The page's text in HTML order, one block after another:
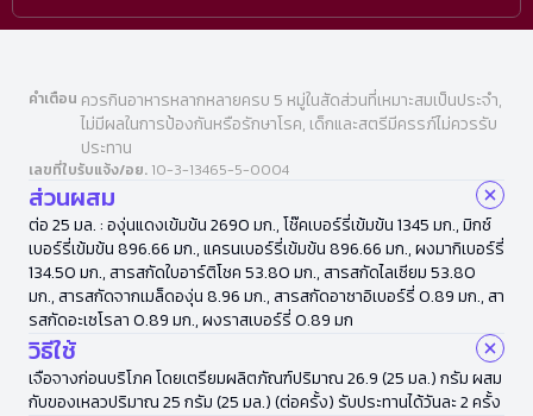
คำเตือน ควรกินอาหารหลากหลายครบ 5 หมู่ในสัดส่วนที่เหมาะสมเป็นประจำ,
ไม่มีผลในการป้องกันหรือรักษาโรค, เด็กและสตรีมีครรภ์ไม่ควรรับ
ประทาน
เลขที่ใบรับแจ้ง/อย. 10-3-13465-5-0004
ส่วนผสม
ต่อ 25 มล. : องุ่นแดงเข้มข้น 2690 มก., โช๊คเบอร์รี่เข้มข้น 1345 มก., มิกซ์
เบอร์รี่เข้มข้น 896.66 มก., แครนเบอร์รี่เข้มข้น 896.66 มก., ผงมากิเบอร์รี่
134.50 มก., สารสกัดใบอาร์ติโชค 53.80 มก., สารสกัดไลเซียม 53.80
มก., สารสกัดจากเมล็ดองุ่น 8.96 มก., สารสกัดอาซาอิเบอร์รี่ 0.89 มก., สา
รสกัดอะเซโรลา 0.89 มก., ผงราสเบอร์รี่ 0.89 มก
วิธีใช้
เจือจางก่อนบริโภค โดยเตรียมผลิตภัณฑ์ปริมาณ 26.9 (25 มล.) กรัม ผสม
กับของเหลวปริมาณ 25 กรัม (25 มล.) (ต่อครั้ง) รับประทานได้วันละ 2 ครั้ง